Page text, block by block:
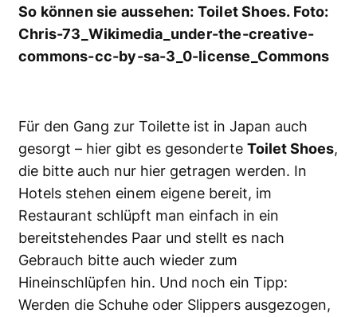
So können sie aussehen: Toilet Shoes. Foto:
Chris-73_Wikimedia_under-the-creative-
commons-cc-by-sa-3_0-license_Commons
Für den Gang zur Toilette ist in Japan auch
gesorgt – hier gibt es gesonderte Toilet Shoes,
die bitte auch nur hier getragen werden. In
Hotels stehen einem eigene bereit, im
Restaurant schlüpft man einfach in ein
bereitstehendes Paar und stellt es nach
Gebrauch bitte auch wieder zum
Hineinschlüpfen hin. Und noch ein Tipp:
Werden die Schuhe oder Slippers ausgezogen,